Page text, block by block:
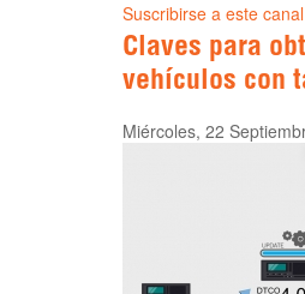
Suscribirse a este
Claves para
vehículos con
Miércoles, 22